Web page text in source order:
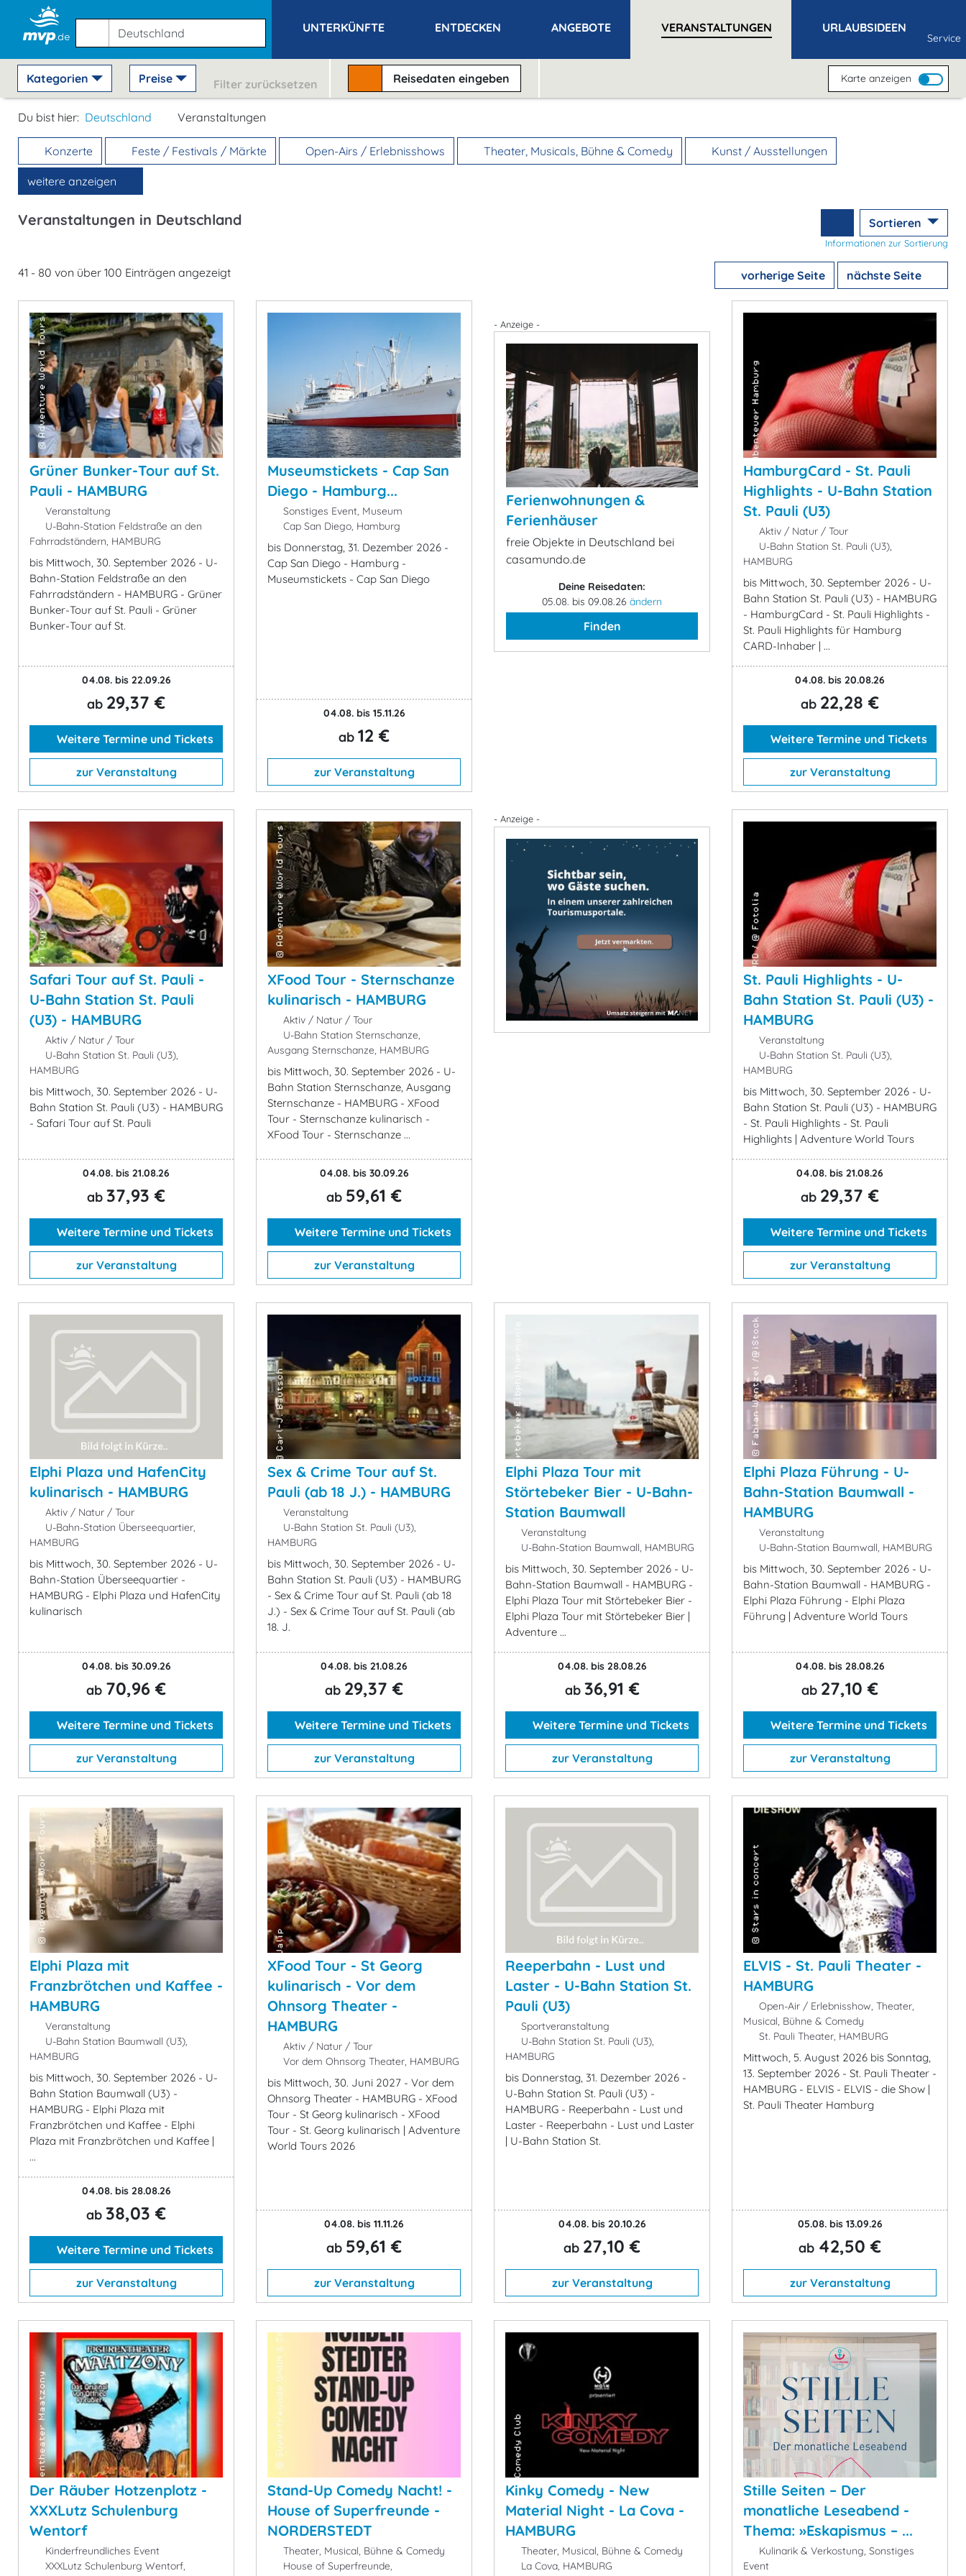
UNTERKÜNFTE ENTDECKEN ANGEBOTE VERANSTALTUNGEN URLAUBSIDEEN
Service
Kategorien Preise Filter zurücksetzen Reisedateneingeben Karte anzeigen
Du bist hier: Deutschland Veranstaltungen
Konzerte Feste / Festivals / Märkte Open-Airs / Erlebnisshows Theater, Musicals, Bühne & Comedy Kunst / Ausstellungen
weitere anzeigen
Veranstaltungen in Deutschland Sortieren
Informationen zur Sortierung
41 - 80 von über 100 Einträgen angezeigt vorherige Seite nächste Seite
Grüner Bunker-Tour auf St.
Pauli - HAMBURG
Veranstaltung
U-Bahn-Station Feldstraße an den
Fahrradständern, HAMBURG
bis Mittwoch, 30. September 2026 - U-
Bahn-Station Feldstraße an den
Fahrradständern - HAMBURG - Grüner
Bunker-Tour auf St. Pauli - Grüner
Bunker-Tour auf St.
04.08. bis 22.09.26
ab 29,37 €
Weitere Termine und Tickets
zur Veranstaltung
Museumstickets - Cap San
Diego - Hamburg...
Sonstiges Event, Museum
Cap San Diego, Hamburg
bis Donnerstag, 31. Dezember 2026 -
Cap San Diego - Hamburg -
Museumstickets - Cap San Diego
04.08. bis 15.11.26
ab 12 €
zur Veranstaltung
- Anzeige -
Ferienwohnungen &
Ferienhäuser
freie Objekte in Deutschland bei
casamundo.de
Deine Reisedaten:
05.08. bis 09.08.26 ändern
Finden
HamburgCard - St. Pauli
Highlights - U-Bahn Station
St. Pauli (U3)
Aktiv / Natur / Tour
U-Bahn Station St. Pauli (U3),
HAMBURG
bis Mittwoch, 30. September 2026 - U-
Bahn Station St. Pauli (U3) - HAMBURG
- HamburgCard - St. Pauli Highlights -
St. Pauli Highlights für Hamburg
CARD-Inhaber | ...
04.08. bis 20.08.26
ab 22,28 €
Weitere Termine und Tickets
zur Veranstaltung
Safari Tour auf St. Pauli -
U-Bahn Station St. Pauli
(U3) - HAMBURG
Aktiv / Natur / Tour
U-Bahn Station St. Pauli (U3),
HAMBURG
bis Mittwoch, 30. September 2026 - U-
Bahn Station St. Pauli (U3) - HAMBURG
- Safari Tour auf St. Pauli
04.08. bis 21.08.26
ab 37,93 €
Weitere Termine und Tickets
zur Veranstaltung
XFood Tour - Sternschanze
kulinarisch - HAMBURG
Aktiv / Natur / Tour
U-Bahn Station Sternschanze,
Ausgang Sternschanze, HAMBURG
bis Mittwoch, 30. September 2026 - U-
Bahn Station Sternschanze, Ausgang
Sternschanze - HAMBURG - XFood
Tour - Sternschanze kulinarisch -
XFood Tour - Sternschanze ...
04.08. bis 30.09.26
ab 59,61 €
Weitere Termine und Tickets
zur Veranstaltung
- Anzeige -
St. Pauli Highlights - U-
Bahn Station St. Pauli (U3) -
HAMBURG
Veranstaltung
U-Bahn Station St. Pauli (U3),
HAMBURG
bis Mittwoch, 30. September 2026 - U-
Bahn Station St. Pauli (U3) - HAMBURG
- St. Pauli Highlights - St. Pauli
Highlights | Adventure World Tours
04.08. bis 21.08.26
ab 29,37 €
Weitere Termine und Tickets
zur Veranstaltung
Elphi Plaza und HafenCity
kulinarisch - HAMBURG
Aktiv / Natur / Tour
U-Bahn-Station Überseequartier,
HAMBURG
bis Mittwoch, 30. September 2026 - U-
Bahn-Station Überseequartier -
HAMBURG - Elphi Plaza und HafenCity
kulinarisch
04.08. bis 30.09.26
ab 70,96 €
Weitere Termine und Tickets
zur Veranstaltung
Sex & Crime Tour auf St.
Pauli (ab 18 J.) - HAMBURG
Veranstaltung
U-Bahn Station St. Pauli (U3),
HAMBURG
bis Mittwoch, 30. September 2026 - U-
Bahn Station St. Pauli (U3) - HAMBURG
- Sex & Crime Tour auf St. Pauli (ab 18
J.) - Sex & Crime Tour auf St. Pauli (ab
18. J.
04.08. bis 21.08.26
ab 29,37 €
Weitere Termine und Tickets
zur Veranstaltung
Elphi Plaza Tour mit
Störtebeker Bier - U-Bahn-
Station Baumwall
Veranstaltung
U-Bahn-Station Baumwall, HAMBURG
bis Mittwoch, 30. September 2026 - U-
Bahn-Station Baumwall - HAMBURG -
Elphi Plaza Tour mit Störtebeker Bier -
Elphi Plaza Tour mit Störtebeker Bier |
Adventure ...
04.08. bis 28.08.26
ab 36,91 €
Weitere Termine und Tickets
zur Veranstaltung
Elphi Plaza Führung - U-
Bahn-Station Baumwall -
HAMBURG
Veranstaltung
U-Bahn-Station Baumwall, HAMBURG
bis Mittwoch, 30. September 2026 - U-
Bahn-Station Baumwall - HAMBURG -
Elphi Plaza Führung - Elphi Plaza
Führung | Adventure World Tours
04.08. bis 28.08.26
ab 27,10 €
Weitere Termine und Tickets
zur Veranstaltung
Elphi Plaza mit
Franzbrötchen und Kaffee -
HAMBURG
Veranstaltung
U-Bahn Station Baumwall (U3),
HAMBURG
bis Mittwoch, 30. September 2026 - U-
Bahn Station Baumwall (U3) -
HAMBURG - Elphi Plaza mit
Franzbrötchen und Kaffee - Elphi
Plaza mit Franzbrötchen und Kaffee |
...
04.08. bis 28.08.26
ab 38,03 €
Weitere Termine und Tickets
zur Veranstaltung
XFood Tour - St Georg
kulinarisch - Vor dem
Ohnsorg Theater -
HAMBURG
Aktiv / Natur / Tour
Vor dem Ohnsorg Theater, HAMBURG
bis Mittwoch, 30. Juni 2027 - Vor dem
Ohnsorg Theater - HAMBURG - XFood
Tour - St Georg kulinarisch - XFood
Tour - St. Georg kulinarisch | Adventure
World Tours 2026
04.08. bis 11.11.26
ab 59,61 €
zur Veranstaltung
Reeperbahn - Lust und
Laster - U-Bahn Station St.
Pauli (U3)
Sportveranstaltung
U-Bahn Station St. Pauli (U3),
HAMBURG
bis Donnerstag, 31. Dezember 2026 -
U-Bahn Station St. Pauli (U3) -
HAMBURG - Reeperbahn - Lust und
Laster - Reeperbahn - Lust und Laster
| U-Bahn Station St.
04.08. bis 20.10.26
ab 27,10 €
zur Veranstaltung
ELVIS - St. Pauli Theater -
HAMBURG
Open-Air / Erlebnisshow, Theater,
Musical, Bühne & Comedy
St. Pauli Theater, HAMBURG
Mittwoch, 5. August 2026 bis Sonntag,
13. September 2026 - St. Pauli Theater -
HAMBURG - ELVIS - ELVIS - die Show |
St. Pauli Theater Hamburg
05.08. bis 13.09.26
ab 42,50 €
zur Veranstaltung
Der Räuber Hotzenplotz -
XXXLutz Schulenburg
Wentorf
Kinderfreundliches Event
XXXLutz Schulenburg Wentorf,
Stand-Up Comedy Nacht! -
House of Superfreunde -
NORDERSTEDT
Theater, Musical, Bühne & Comedy
House of Superfreunde,
Kinky Comedy - New
Material Night - La Cova -
HAMBURG
Theater, Musical, Bühne & Comedy
La Cova, HAMBURG
Stille Seiten – Der
monatliche Leseabend -
Thema: »Eskapismus – ...
Kulinarik & Verkostung, Sonstiges
Event